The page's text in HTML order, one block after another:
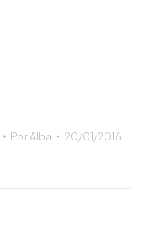
Por Alba 20/01/2016